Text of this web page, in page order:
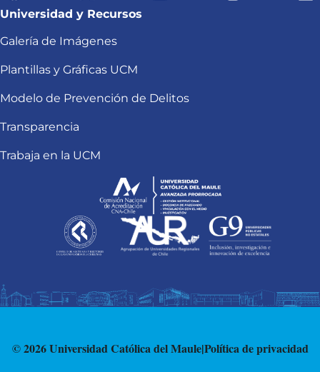
Universidad y Recursos
Galería de Imágenes
Plantillas y Gráficas UCM
Modelo de Prevención de Delitos
Transparencia
Trabaja en la UCM
© 2026 Universidad Católica del Maule|Política de privacidad